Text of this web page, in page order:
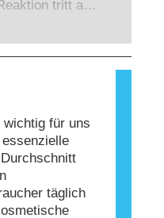
alle
tritt auf,
auf
allergische
eine
jedoch
Personen
für uns
täglich